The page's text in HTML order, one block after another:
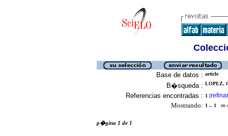
Base de datos : article
B�squeda : LOPEZ,
Referencias encontradas : 1 [refinar
Mostrando: 1 .. 1 en
p�gina 1 de 1